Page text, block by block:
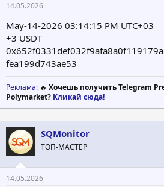
14.05.2026
May-14-2026 03:14:15 PM UTC+03
+3 USDT
fea199d743ae53
Реклама: 🔥 Хочешь получить Telegram
Polymarket? Кликай сюда!
SQMonitor
ТОП-МАСТЕР
14.05.2026